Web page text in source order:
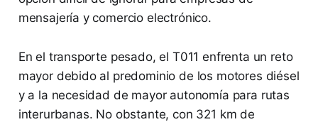
mensajería y comercio electrónico.
En el transporte pesado, el T011 enfrenta un reto
mayor debido al predominio de los motores diésel
y a la necesidad de mayor autonomía para rutas
interurbanas. No obstante, con 321 km de